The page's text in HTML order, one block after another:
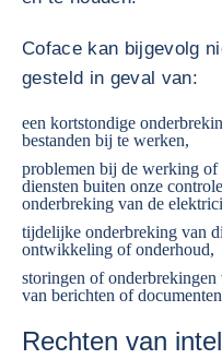
Coface kan bijgevolg
gesteld in geval van:
een kortstondige
bestanden bij te werken,
problemen bij de werking
diensten buiten onze
onderbreking van de
tijdelijke onderbreking van
ontwikkeling of onderhoud,
storingen of
van berichten of
Rechten van